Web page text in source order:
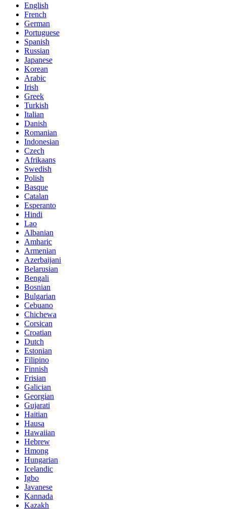
English
French
German
Portuguese
Spanish
Russian
Japanese
Korean
Arabic
Irish
Greek
Turkish
Italian
Danish
Romanian
Indonesian
Czech
Afrikaans
Swedish
Polish
Basque
Catalan
Esperanto
Hindi
Lao
Albanian
Amharic
Armenian
Azerbaijani
Belarusian
Bengali
Bosnian
Bulgarian
Cebuano
Chichewa
Corsican
Croatian
Dutch
Estonian
Filipino
Finnish
Frisian
Galician
Georgian
Gujarati
Haitian
Hausa
Hawaiian
Hebrew
Hmong
Hungarian
Icelandic
Igbo
Javanese
Kannada
Kazakh